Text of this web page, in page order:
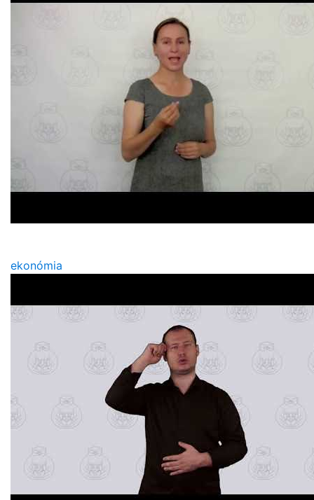
ekonómia